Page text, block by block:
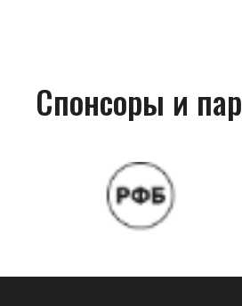
Спонсоры и